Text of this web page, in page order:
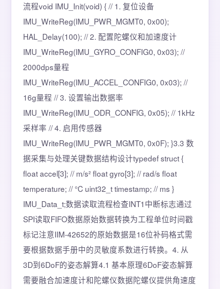
流程void IMU_Init(void) { // 1. 复位设备
IMU_WriteReg(IMU_PWR_MGMT0, 0x00);
HAL_Delay(100); // 2. 配置陀螺仪和加速度计
IMU_WriteReg(IMU_GYRO_CONFIG0, 0x03); //
2000dps量程
IMU_WriteReg(IMU_ACCEL_CONFIG0, 0x03); //
16g量程 // 3. 设置输出数据率
IMU_WriteReg(IMU_ODR_CONFIG, 0x05); // 1kHz
采样率 // 4. 启用传感器
IMU_WriteReg(IMU_PWR_MGMT0, 0x0F); }3.3 数
据采集与处理关键数据结构设计typedef struct {
float accel[3]; // m/s² float gyro[3]; // rad/s float
temperature; // °C uint32_t timestamp; // ms }
IMU_Data_t;数据读取流程检查INT1中断标志通过
SPI读取FIFO数据原始数据转换为工程单位时间戳
标记注意IIM-42652的原始数据是16位补码格式需
要根据数据手册中的灵敏度系数进行转换。4. 从
3D到6DoF的姿态解算4.1 基本原理6DoF姿态解算
需要融合加速度计和陀螺仪数据陀螺仪提供角速度